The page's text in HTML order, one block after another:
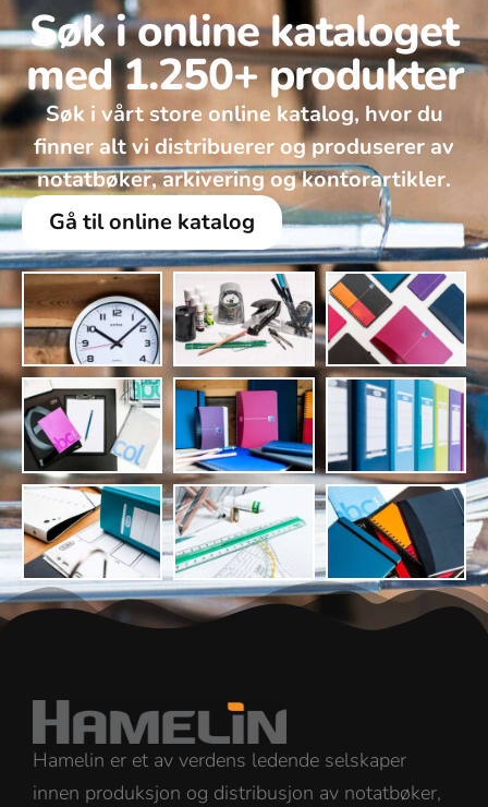
Søk i online kataloget
med 1.250+ produkter
Søk i vårt store online katalog, hvor du
finner alt vi distribuerer og produserer av
notatbøker, arkivering og kontorartikler.
Gå til online katalog
Hamelin er et av verdens ledende selskaper
innen produksjon og distribusjon av notatbøker,